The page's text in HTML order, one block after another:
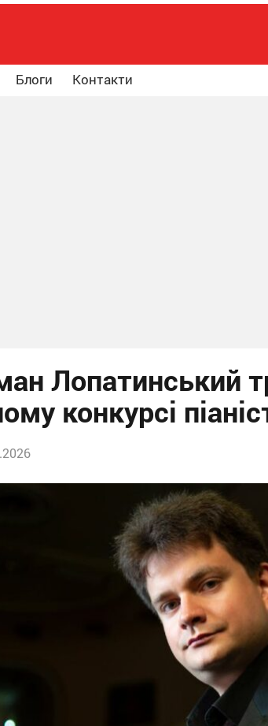
Блоги Контакти
Лопатинський
конкурсі